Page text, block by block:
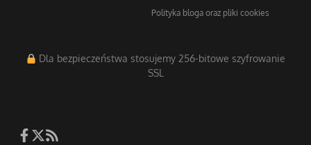
Polityka bloga oraz pliki cookies
Dla bezpieczeństwa stosujemy 256-bitowe szyfrowanie
SSL